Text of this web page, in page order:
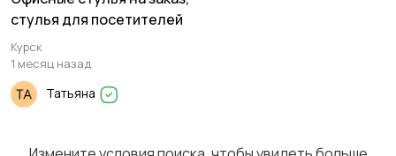
стулья для посетителей
Курск
1 месяц назад
Татьяна